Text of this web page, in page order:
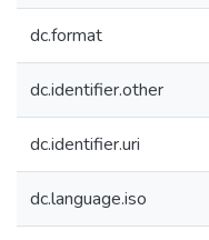
dc.format
dc.identifier.other
dc.identifier.uri
dc.language.iso